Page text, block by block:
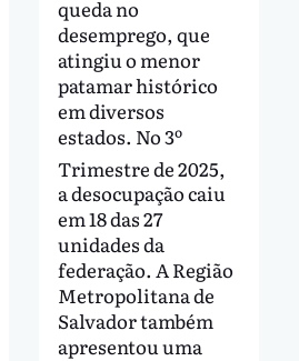
queda no
desemprego, que
atingiu o menor
patamar histórico
em diversos
estados. No 3º
Trimestre de 2025,
a desocupação caiu
em 18 das 27
unidades da
federação. A Região
Metropolitana de
Salvador também
apresentou uma